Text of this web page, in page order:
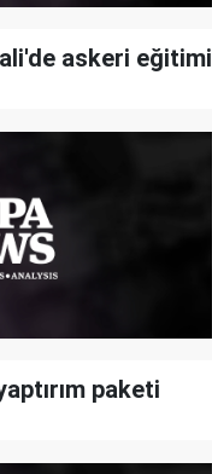
askeri eğitimi
paketi